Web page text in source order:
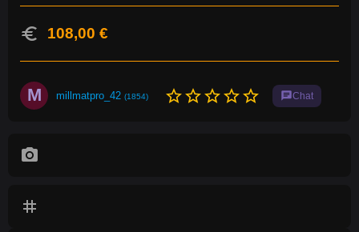
euro 108,00 €
M millmatpro_42 (1854) star_borderstar_borderstar_borderstar_borderstar_border chatChat
photo_camera
tag